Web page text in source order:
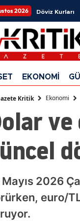
2026 Döviz Kurları
EKONOMİ
Kritik Ekonomi
ve
Mayıs 2026
euro/